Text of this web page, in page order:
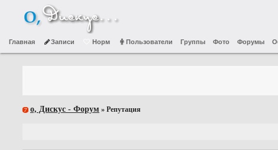
Главная Записи Норм Пользователи Группы Фото Форумы
о, Дискус - Форум » Репутация